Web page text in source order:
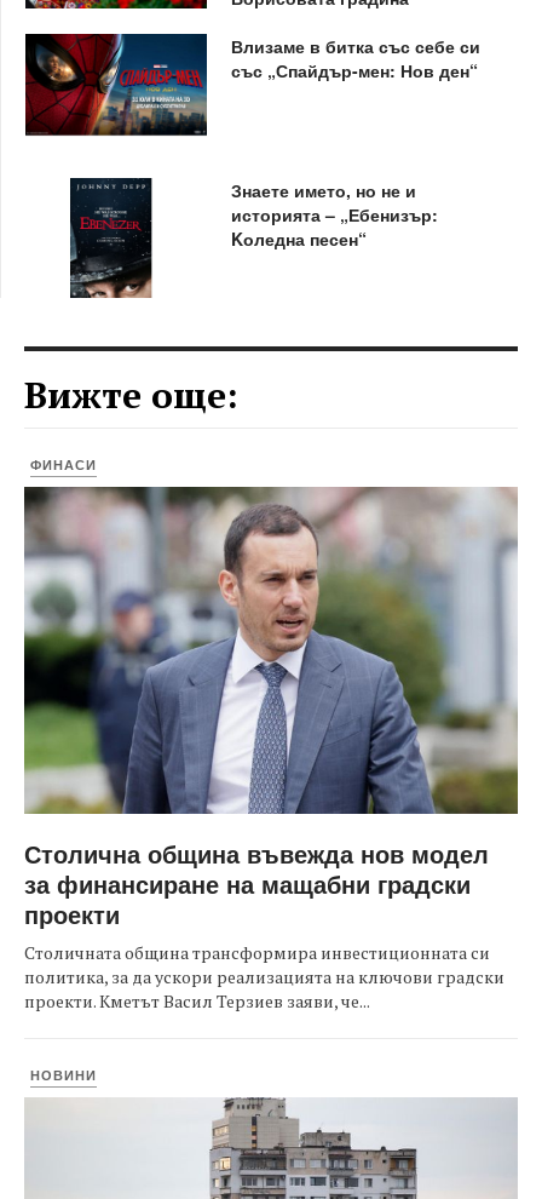
Влизаме в битка със себе си
със „Спайдър-мен: Нов ден“
Знаете името, но не и
историята – „Ебенизър:
Kоледна песен“
Вижте още:
ФИНАСИ
Столична община въвежда нов модел
за финансиране на мащабни градски
проекти
Столичната община трансформира инвестиционната си
политика, за да ускори реализацията на ключови градски
проекти. Кметът Васил Терзиев заяви, че...
НОВИНИ